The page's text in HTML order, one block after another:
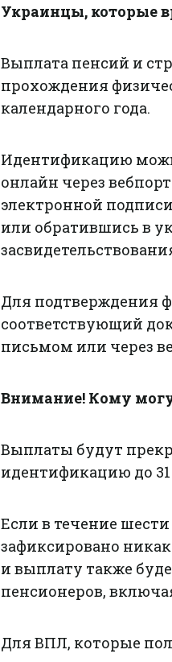
Украинцы, которые
Выплата пенсий и
прохождения
календарного года.
Идентификацию
онлайн через
электронной
или обратившись в
Для подтверждения
соответствующий
письмом или через
Внимание! Кому
Выплаты будут
идентификацию до 31
Если в течение
зафиксировано
и выплату также
пенсионеров,
Для ВПЛ, которые